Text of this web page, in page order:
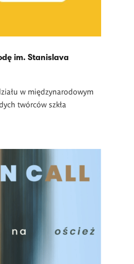
im. Stanislava
w międzynarodowym
twórców szkła